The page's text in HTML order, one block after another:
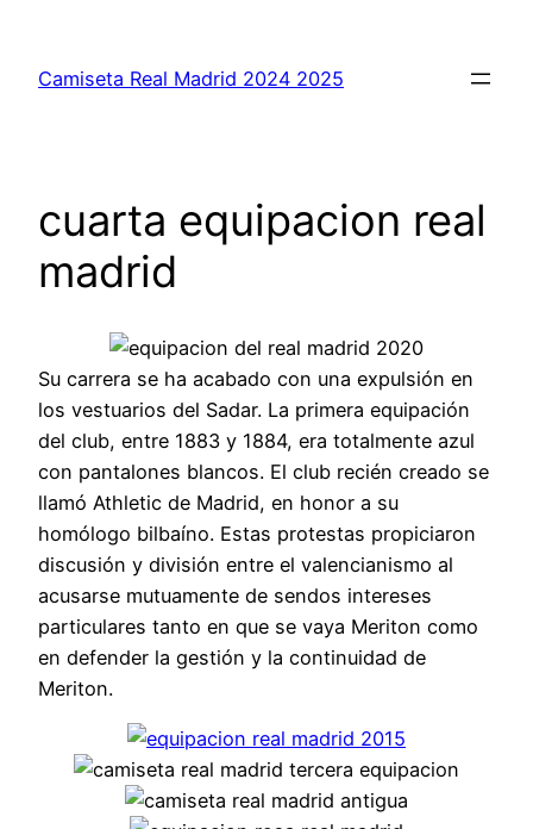
contenido
Camiseta Real Madrid 2024 2025
cuarta equipacion real
madrid
Su carrera se ha acabado con una expulsión en
los vestuarios del Sadar. La primera equipación
del club, entre 1883 y 1884, era totalmente azul
con pantalones blancos. El club recién creado se
llamó Athletic de Madrid, en honor a su
homólogo bilbaíno. Estas protestas propiciaron
discusión y división entre el valencianismo al
acusarse mutuamente de sendos intereses
particulares tanto en que se vaya Meriton como
en defender la gestión y la continuidad de
Meriton.